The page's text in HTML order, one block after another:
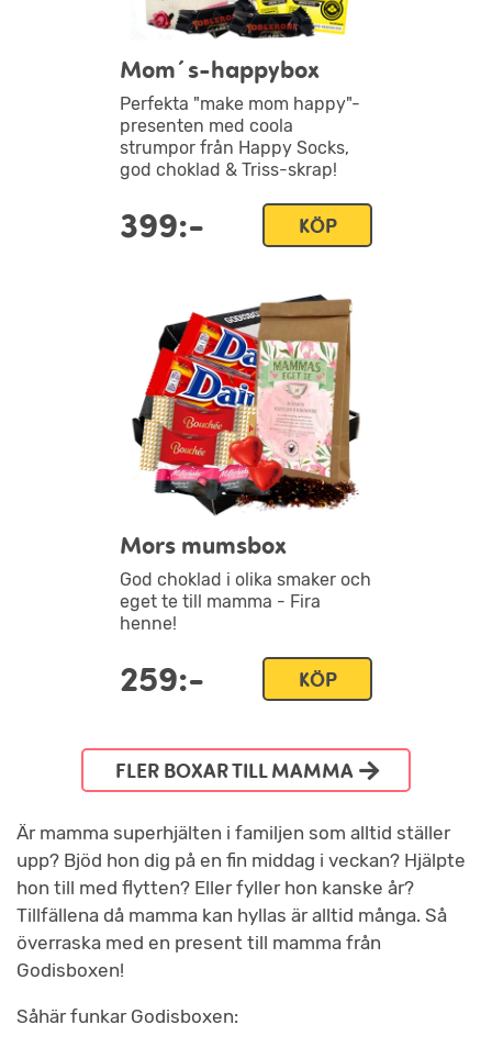
Mom´s-happybox
Perfekta "make mom happy"-
presenten med coola
strumpor från Happy Socks,
god choklad & Triss-skrap!
399:- KÖP
Mors mumsbox
God choklad i olika smaker och
eget te till mamma - Fira
henne!
259:- KÖP
FLER BOXAR TILL MAMMA
Är mamma superhjälten i familjen som alltid ställer
upp? Bjöd hon dig på en fin middag i veckan? Hjälpte
hon till med flytten? Eller fyller hon kanske år?
Tillfällena då mamma kan hyllas är alltid många. Så
överraska med en present till mamma från
Godisboxen!
Såhär funkar Godisboxen: